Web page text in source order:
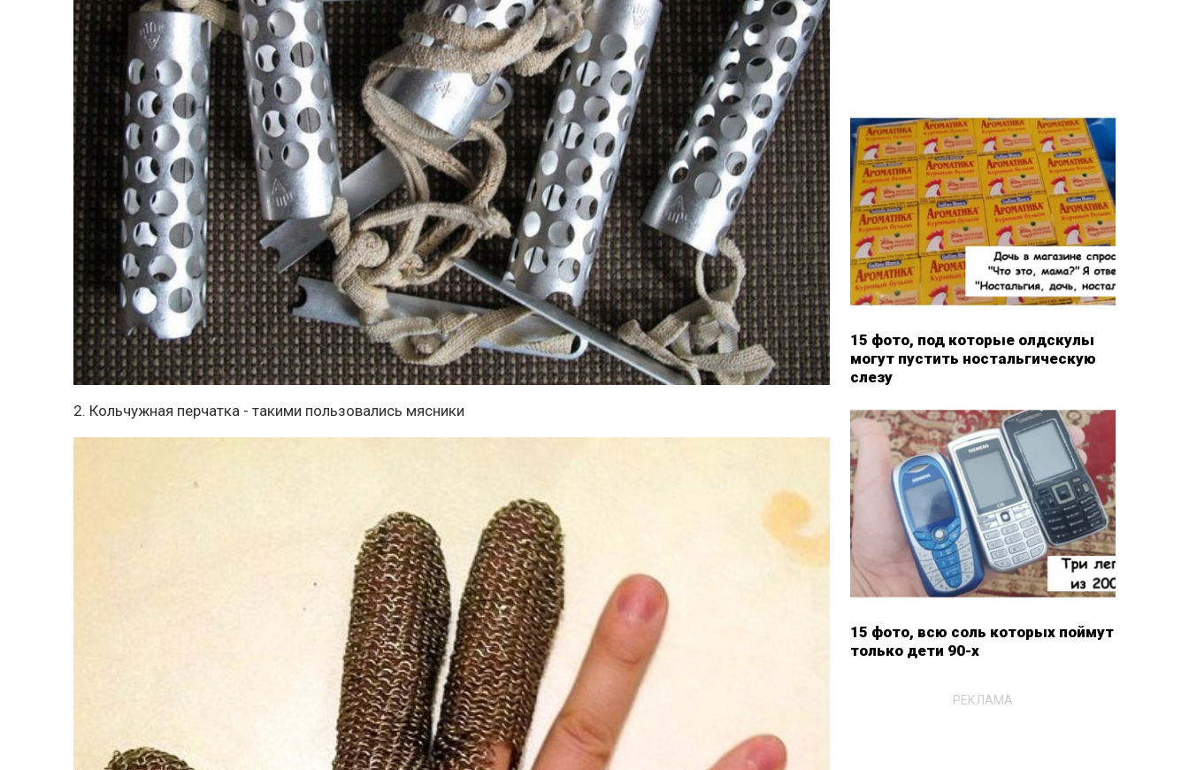
2. Кольчужная перчатка - такими пользовались мясники
15 фото, под которые олдскулы
могут пустить ностальгическую
слезу
15 фото, всю соль которых поймут
только дети 90-х
РЕКЛАМА